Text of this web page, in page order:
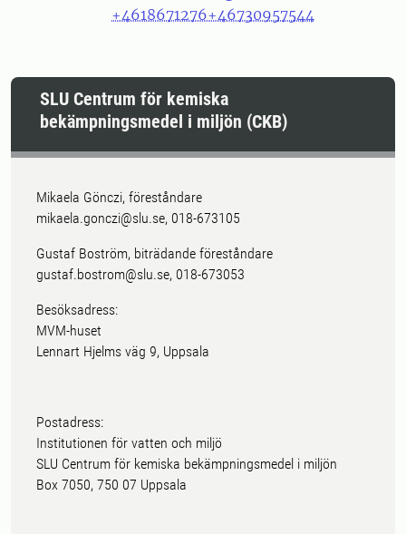
+4618671276+46730957544
SLU Centrum för kemiska
bekämpningsmedel i miljön (CKB)
Mikaela Gönczi, föreståndare
mikaela.gonczi@slu.se, 018-673105
Gustaf Boström, biträdande föreståndare
gustaf.bostrom@slu.se, 018-673053
Besöksadress:
MVM-huset
Lennart Hjelms väg 9, Uppsala
Postadress:
Institutionen för vatten och miljö
SLU Centrum för kemiska bekämpningsmedel i miljön
Box 7050, 750 07 Uppsala